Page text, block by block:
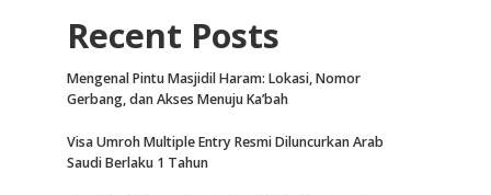
Recent Posts
Mengenal Pintu Masjidil Haram: Lokasi, Nomor
Gerbang, dan Akses Menuju Ka’bah
Visa Umroh Multiple Entry Resmi Diluncurkan Arab
Saudi Berlaku 1 Tahun